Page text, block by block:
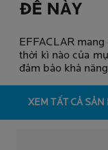
ĐỀ NÀY
EFFACLAR
thời kì nào của
đảm bảo khả
XEM TẤT CẢ